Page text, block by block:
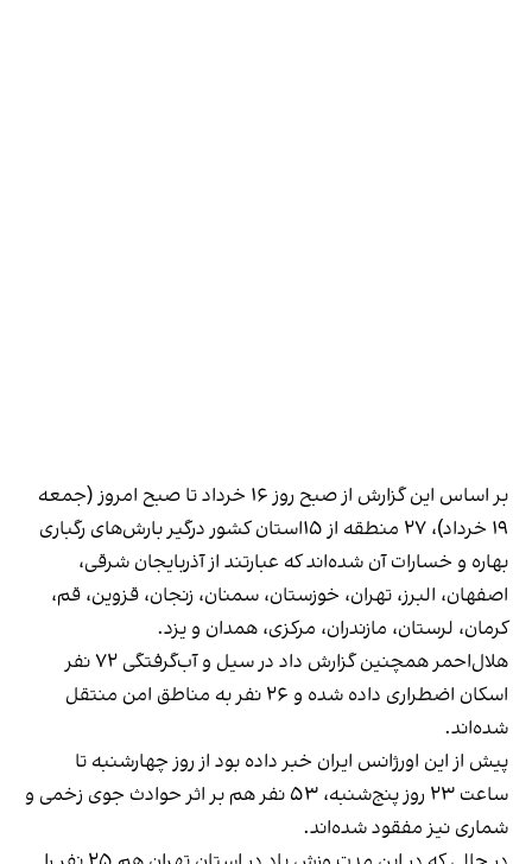
بر اساس این گزارش از صبح روز ۱۶ خرداد تا صبح امروز (جمعه
۱۹ خرداد)، ۲۷ منطقه از ۱۵استان کشور درگیر بارش‌های رگباری
بهاره و خسارات آن شده‌اند که عبارتند از آذربایجان‌ شرقی،
اصفهان، البرز، تهران، خوزستان، سمنان، زنجان، قزوین، قم،
کرمان، لرستان، مازندران، مرکزی، همدان و یزد.
هلال‌احمر همچنین گزارش داد در سیل و آب‌گرفتگی ۷۲ نفر
اسکان اضطراری داده شده و ۲۶ نفر به مناطق امن منتقل
شده‌اند.
پیش‌ از این اورژانس ایران خبر داده بود از روز چهارشنبه تا
ساعت ۲۳ روز پنج‌شنبه، ۵۳ نفر هم بر اثر حوادث جوی زخمی و
شماری نیز مفقود شده‌اند.